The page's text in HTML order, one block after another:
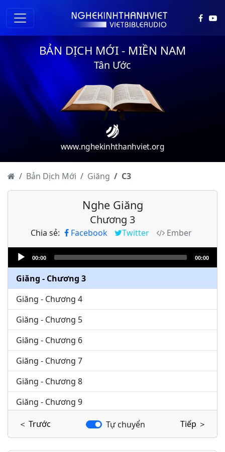
BẢN DỊCH MỚI - MIỀN NAM
Tân Ước
www.nghekinhthanhviet.org
Bản Dịch Mới Giăng C3
Nghe Giăng
Chương 3
Chia sẻ: Facebook Twitter
Ember
Audio
Player
00:00 00:00
Giăng - Chương 1
Giăng - Chương 2
Giăng - Chương 3
Giăng - Chương 4
Giăng - Chương 5
Giăng - Chương 6
Giăng - Chương 7
Giăng - Chương 8
Giăng - Chương 9
Giăng - Chương 10
＜ Trước Tự chuyển Tiếp ＞